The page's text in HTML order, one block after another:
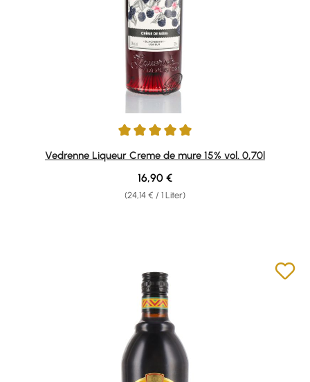
Durchschnittliche Bewertung von 5 von 5 Sternen
Vedrenne Liqueur Creme de mure 15% vol. 0,70l
(24,14 € / 1 Liter)
Regulärer Preis:
16,90 €